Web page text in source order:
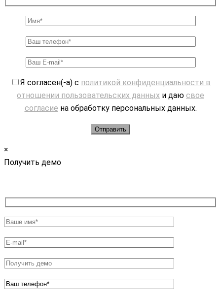
Я согласен(-а) с политикой конфиденциальности в
отношении пользовательских данных и даю свое
согласие на обработку персональных данных.
×
Получить демо